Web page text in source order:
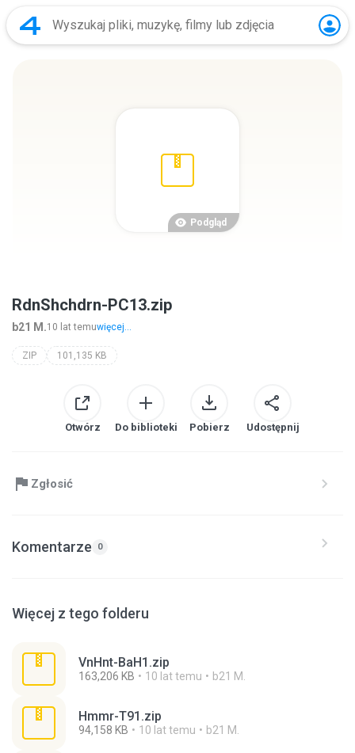
Podgląd
RdnShchdrn-PC13.zip
b21 M.10 lat temuwięcej...
ZIP 101,135 KB
Otwórz Do biblioteki Pobierz Udostępnij
Zgłosić
Komentarze 0
Więcej z tego folderu
VnHnt-BaH1.zip
163,206 KB 10 lat temu b21 M.
Hmmr-T91.zip
94,158 KB 10 lat temu b21 M.